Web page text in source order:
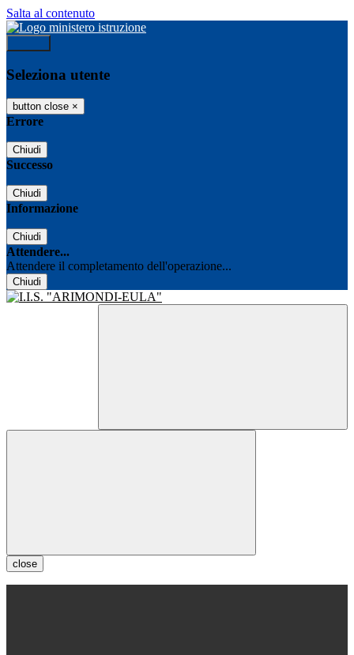
Salta al contenuto
Seleziona utente
button close ×
Errore
Chiudi
Successo
Chiudi
Informazione
Chiudi
Attendere...
Attendere il completamento dell'operazione...
Chiudi
close